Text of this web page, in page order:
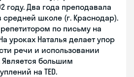
году. Два года преподавала
школе (г. Краснодар).
по письму на
уроках Наталья делает упор
речи и использовании
Является большим
на TED.